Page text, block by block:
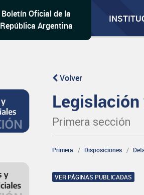
Boletín Oficial de la
República Argentina
Volver
Primera sección
Primera Disposiciones
VER PÁGINAS PUBLICADAS